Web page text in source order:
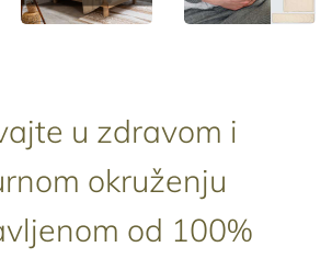
u zdravom i
okruženju
od 100%